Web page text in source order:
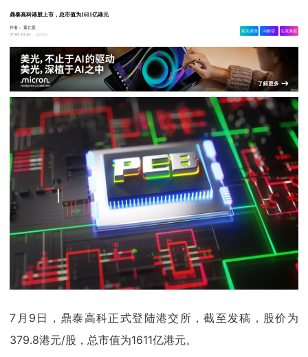
鼎泰高科港股上市，总市值为1611亿港元
作者：黄仁贵
07-09 10:44
5502
相关舆情 AI解读 生成海报
7月9日，鼎泰高科正式登陆港交所，截至发稿，股价为
379.8港元/股，总市值为1611亿港元。